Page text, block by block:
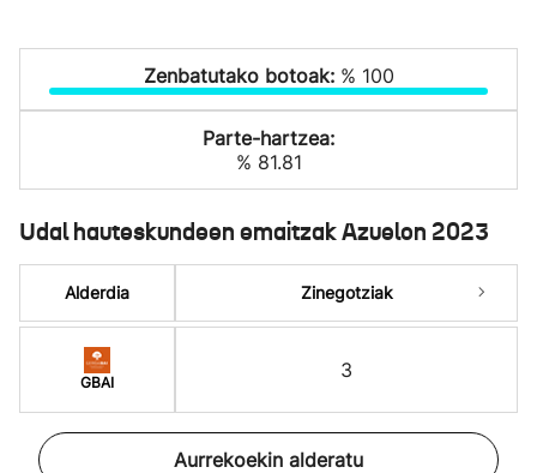
Zenbatutako botoak: % 100
Parte-hartzea:
% 81.81
Udal hauteskundeen emaitzak Azuelon 2023
Alderdia
GBAI
Zinegotziak
3
Aurrekoekin alderatu